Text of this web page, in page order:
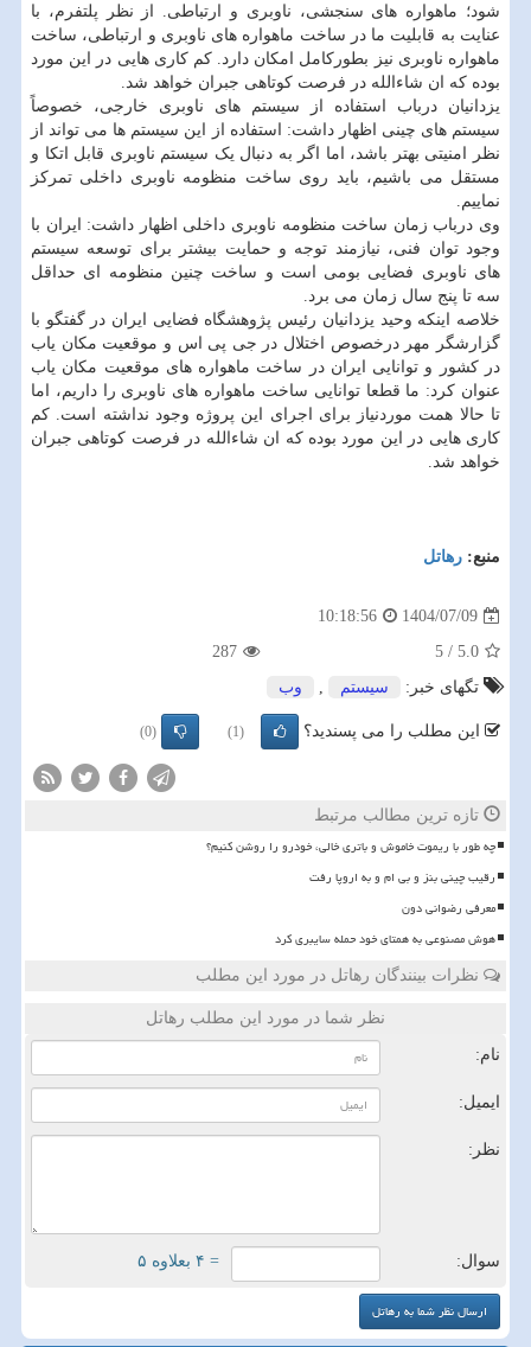
شود؛ ماهواره های سنجشی، ناوبری و ارتباطی. از نظر پلتفرم، با
عنایت به قابلیت ما در ساخت ماهواره های ناوبری و ارتباطی، ساخت
ماهواره ناوبری نیز بطورکامل امکان دارد. کم کاری هایی در این مورد
بوده که ان شاءالله در فرصت کوتاهی جبران خواهد شد.
یزدانیان درباب استفاده از سیستم های ناوبری خارجی، خصوصاً
سیستم های چینی اظهار داشت: استفاده از این سیستم ها می تواند از
نظر امنیتی بهتر باشد، اما اگر به دنبال یک سیستم ناوبری قابل اتکا و
مستقل می باشیم، باید روی ساخت منظومه ناوبری داخلی تمرکز
نماییم.
وی درباب زمان ساخت منظومه ناوبری داخلی اظهار داشت: ایران با
وجود توان فنی، نیازمند توجه و حمایت بیشتر برای توسعه سیستم
های ناوبری فضایی بومی است و ساخت چنین منظومه ای حداقل
سه تا پنج سال زمان می برد.
خلاصه اینکه وحید یزدانیان رئیس پژوهشگاه فضایی ایران در گفتگو با
گزارشگر مهر درخصوص اختلال در جی پی اس و موقعیت مکان یاب
در کشور و توانایی ایران در ساخت ماهواره های موقعیت مکان یاب
عنوان کرد: ما قطعا توانایی ساخت ماهواره های ناوبری را داریم، اما
تا حالا همت موردنیاز برای اجرای این پروژه وجود نداشته است. کم
کاری هایی در این مورد بوده که ان شاءالله در فرصت کوتاهی جبران
خواهد شد.
منبع: رهاتل
1404/07/09
10:18:56
5.0
/
5
287
تگهای خبر:
سیستم , وب
این مطلب را می پسندید؟ (1)
(0)
تازه ترین مطالب مرتبط
چه طور با ریموت خاموش و باتری خالی، خودرو را روشن کنیم؟
رقیب چینی بنز و بی ام و به اروپا رفت
معرفی رضوانی دون
هوش مصنوعی به همتای خود حمله سایبری کرد
نظرات بینندگان رهاتل در مورد این مطلب
نظر شما در مورد این مطلب رهاتل
نام:
ایمیل:
نظر:
سوال: = ۴ بعلاوه ۵